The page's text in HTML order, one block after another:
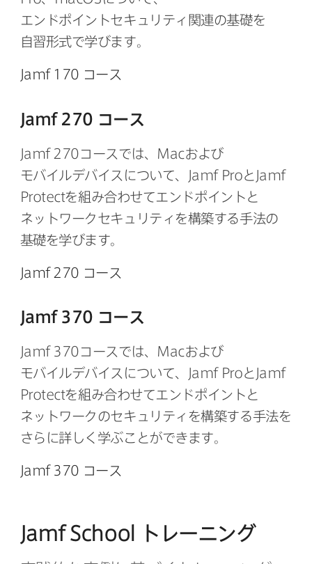
エンドポイントセキュリティ関連の​基礎を​
自習形式で​学びます。
Jamf 170 コース
Jamf 270 コース
Jamf 270 コースでは、 Macおよび​
モバイルデバイスに​ついて、
Jamf Proと Jamf
Protectを​組み合わせて​エンドポイントと​
ネットワークセキュリティを​構築する​手法の​
基礎を​学びます。
Jamf 270 コース
Jamf 370 コース
Jamf 370 コースでは、 Macおよび​
モバイルデバイスに​ついて、
Jamf Proと Jamf
Protectを​組み合わせて​エンドポイントと​
ネットワークの​セキュリティを​構築する​手法を​
さらに​詳しく​学ぶことができます。
Jamf 370 コース
Jamf School トレーニング